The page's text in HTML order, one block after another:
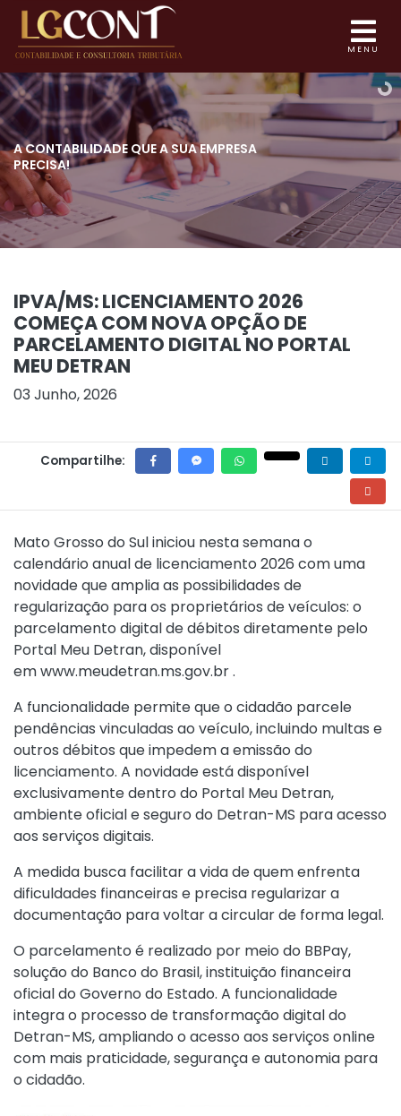
MENU
A CONTABILIDADE QUEA SUA EMPRESA
PRECISA!
IPVA/MS: LICENCIAMENTO 2026
COMEÇA COM NOVA OPÇÃO DE
PARCELAMENTO DIGITAL NO PORTAL
MEU DETRAN
03 Junho, 2026
Compartilhe:
Mato Grosso do Sul iniciou nesta semana o
calendário anual de licenciamento 2026 com uma
novidade que amplia as possibilidades de
regularização para os proprietários de veículos: o
parcelamento digital de débitos diretamente pelo
Portal Meu Detran, disponível
emwww.meudetran.ms.gov.br.
A funcionalidade permite que o cidadão parcele
pendências vinculadas ao veículo, incluindo multas e
outros débitos que impedem a emissão do
licenciamento. A novidade está disponível
exclusivamente dentro do Portal Meu Detran,
ambiente oficial e seguro do Detran-MS para acesso
aos serviços digitais.
A medida busca facilitar a vida de quem enfrenta
dificuldades financeiras e precisa regularizar a
documentação para voltar a circular de forma legal.
O parcelamento é realizado por meio do BBPay,
solução do Banco do Brasil, instituição financeira
oficial do Governo do Estado. A funcionalidade
integra o processo de transformação digital do
Detran-MS, ampliando o acesso aos serviços online
com mais praticidade, segurança e autonomia para
o cidadão.